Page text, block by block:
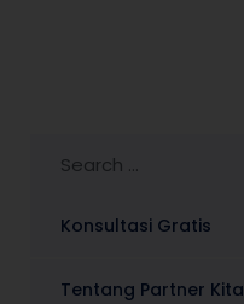
Konsultasi Gratis
Tentang Partner Kita